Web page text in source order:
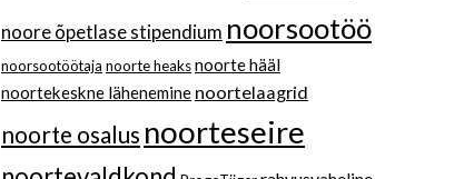
noore õpetlase stipendium noorsootöö
noorsootöötaja noorte heaksnoorte hääl
noortekeskne lähenemine noortelaagrid
noorte osalus noorteseire